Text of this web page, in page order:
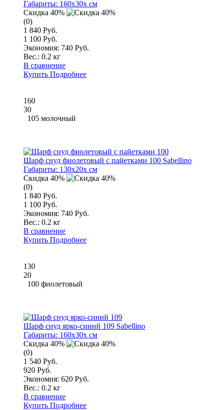
Габариты: 160x30x см
Скидка 40%
(0)
1 840 Руб.
1 100 Руб.
Экономия: 740 Руб.
Вес.: 0.2 кг
В сравнение
Купить Подробнее
160
30
105 молочный
Шарф снуд фиолетовый с пайетками 100 Sabellino
Габариты: 130x20x см
Скидка 40%
(0)
1 840 Руб.
1 100 Руб.
Экономия: 740 Руб.
Вес.: 0.2 кг
В сравнение
Купить Подробнее
130
20
100 фиолетовый
Шарф снуд ярко-синий 109 Sabellino
Габариты: 160x30x см
Скидка 40%
(0)
1 540 Руб.
920 Руб.
Экономия: 620 Руб.
Вес.: 0.2 кг
В сравнение
Купить Подробнее